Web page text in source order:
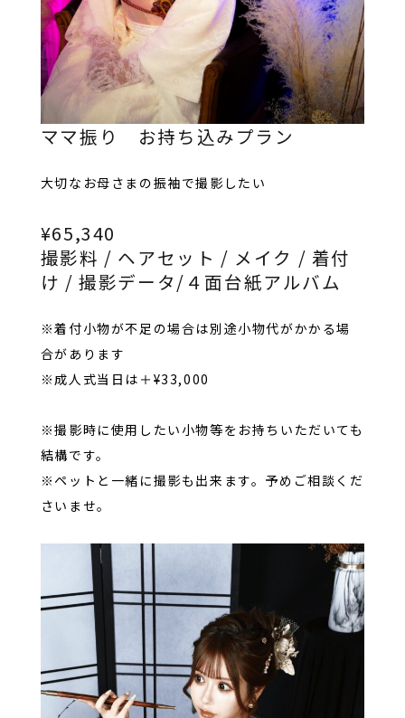
ママ振り お持ち込みプラン
大切なお母さまの振袖で撮影したい
¥65,340
撮影料 / ヘアセット / メイク / 着付
け / 撮影データ/４面台紙アルバム
※着付小物が不足の場合は別途小物代がかかる場
合があります
※成人式当日は＋¥33,000
※撮影時に使用したい小物等をお持ちいただいても
結構です。
※ペットと一緒に撮影も出来ます。予めご相談くだ
さいませ。